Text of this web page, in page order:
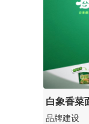
白象香菜
品牌建设